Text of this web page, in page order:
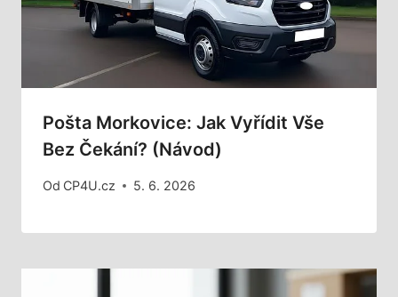
Pošta Morkovice: Jak Vyřídit Vše
Bez Čekání? (Návod)
Od CP4U.cz 5. 6. 2026